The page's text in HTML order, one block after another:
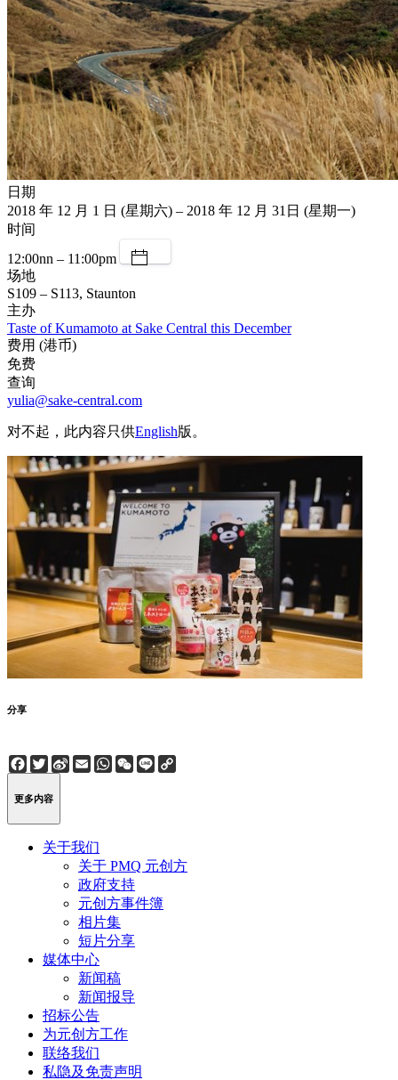
日期
2018 年 12 月 1 日 (星期六) – 2018 年 12 月 31日 (星期一)
时间
12:00nn – 11:00pm
场地
S109 – S113, Staunton
主办
Taste of Kumamoto at Sake Central this December
费用 (港币)
免费
查询
yulia@sake-central.com
对不起，此内容只供English版。
分享
Facebook
Twitter
Sina
Weibo
EmailWhatsApp
WeChat
Line
更多内容
关于我们
关于 PMQ 元创方
政府支持
元创方事件簿
相片集
短片分享
媒体中心
新闻稿
新闻报导
招标公告
为元创方工作
联络我们
私隐及免责声明